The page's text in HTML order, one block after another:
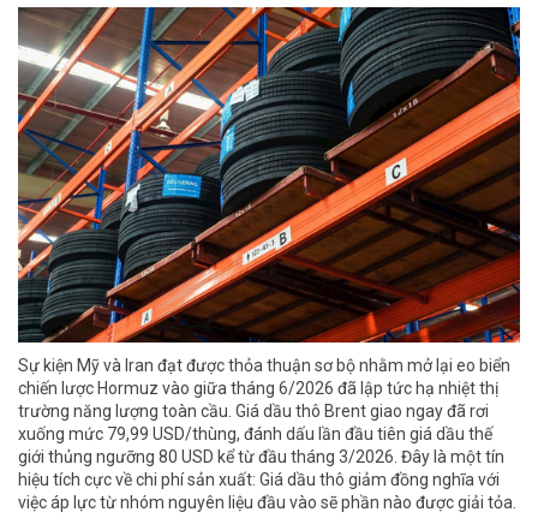
Sự kiện Mỹ và Iran đạt được thỏa thuận sơ bộ nhằm mở lại eo biển
chiến lược Hormuz vào giữa tháng 6/2026 đã lập tức hạ nhiệt thị
trường năng lượng toàn cầu. Giá dầu thô Brent giao ngay đã rơi
xuống mức 79,99 USD/thùng, đánh dấu lần đầu tiên giá dầu thế
giới thủng ngưỡng 80 USD kể từ đầu tháng 3/2026. Đây là một tín
hiệu tích cực về chi phí sản xuất: Giá dầu thô giảm đồng nghĩa với
việc áp lực từ nhóm nguyên liệu đầu vào sẽ phần nào được giải tỏa.